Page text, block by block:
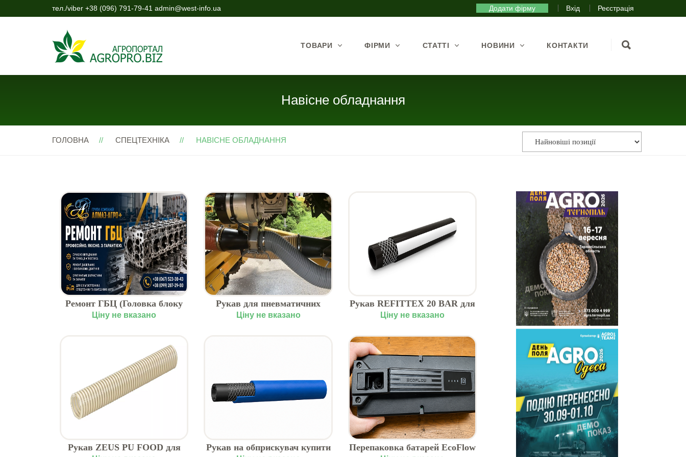
тел./viber +38 (096) 791-79-41 admin@west-info.ua Додати фірму Вхід Реєстрація
ТОВАРИ ФІРМИ СТАТТІ НОВИНИ КОНТАКТИ
Навісне обладнання
ГОЛОВНА СПЕЦТЕХНІКА НАВІСНЕ ОБЛАДНАННЯ
Ремонт ГБЦ (Головка блоку
циліндра) у Волочиську
Ціну не вказано
Рукав для пневматичних
сівалок EOLO
Ціну не вказано
Рукав REFITTEX 20 BAR для
фунгіцидів та агрохімії
Ціну не вказано
Рукав ZEUS PU FOOD для
Рукав на обприскувач купити
Перепаковка батарей EcoFlow